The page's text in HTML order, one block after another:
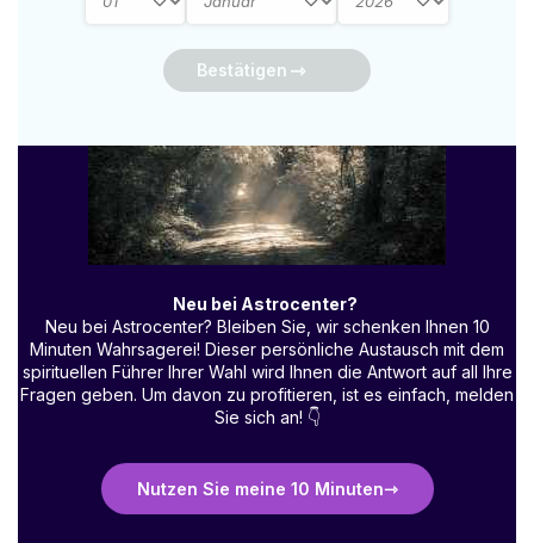
Bestätigen
Neu bei Astrocenter?
Neu bei Astrocenter? Bleiben Sie, wir schenken Ihnen 10
Minuten Wahrsagerei! Dieser persönliche Austausch mit dem
spirituellen Führer Ihrer Wahl wird Ihnen die Antwort auf all Ihre
Fragen geben. Um davon zu profitieren, ist es einfach, melden
Sie sich an! 👇
Nutzen Sie meine 10 Minuten